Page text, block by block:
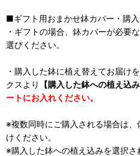
■ギフト用おまかせ鉢カバー・購
・ギフトの場合、鉢カバーが必要
選びください。
・購入した鉢に植え替えてお届け
クスより
【購入した鉢への植え込
ートにお入れください。
※複数同時にご購入される場合は
けください。
※購入した鉢への植え込みを選択